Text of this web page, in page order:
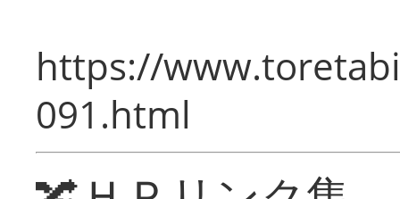
https://
091.html